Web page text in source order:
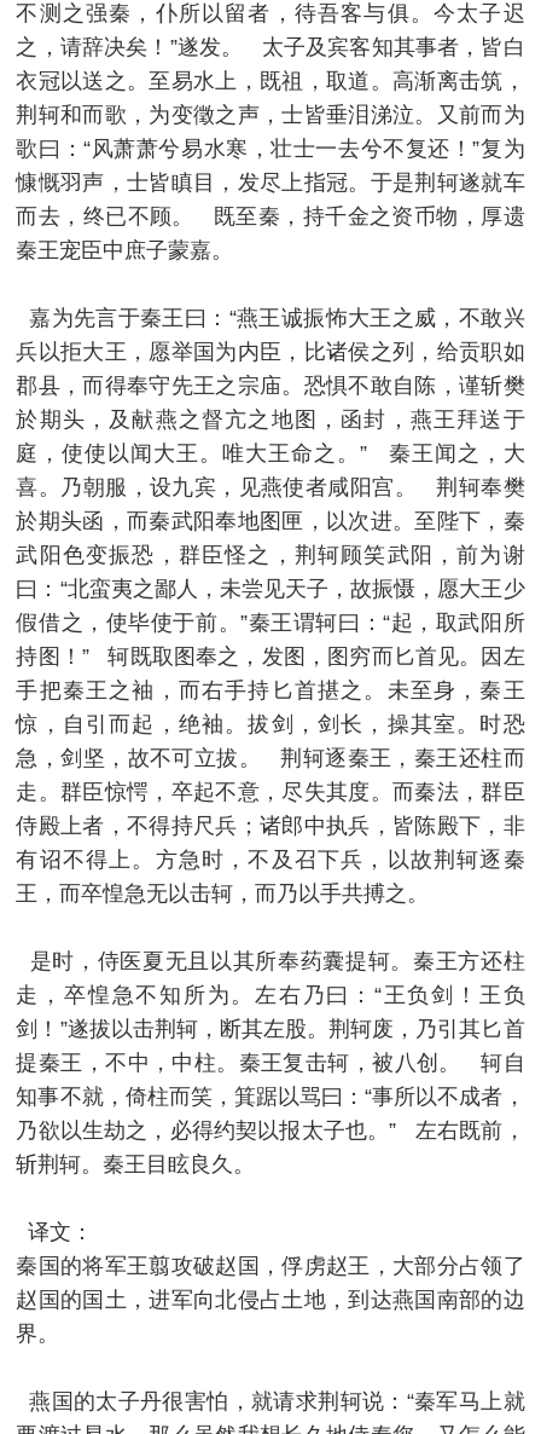
不测之强秦，仆所以留者，待吾客与俱。今太子迟
之，请辞决矣！”遂发。 太子及宾客知其事者，皆白
衣冠以送之。至易水上，既祖，取道。高渐离击筑，
荆轲和而歌，为变徵之声，士皆垂泪涕泣。又前而为
歌曰：“风萧萧兮易水寒，壮士一去兮不复还！”复为
慷慨羽声，士皆瞋目，发尽上指冠。于是荆轲遂就车
而去，终已不顾。 既至秦，持千金之资币物，厚遗
秦王宠臣中庶子蒙嘉。
嘉为先言于秦王曰：“燕王诚振怖大王之威，不敢兴
兵以拒大王，愿举国为内臣，比诸侯之列，给贡职如
郡县，而得奉守先王之宗庙。恐惧不敢自陈，谨斩樊
於期头，及献燕之督亢之地图，函封，燕王拜送于
庭，使使以闻大王。唯大王命之。” 秦王闻之，大
喜。乃朝服，设九宾，见燕使者咸阳宫。 荆轲奉樊
於期头函，而秦武阳奉地图匣，以次进。至陛下，秦
武阳色变振恐，群臣怪之，荆轲顾笑武阳，前为谢
曰：“北蛮夷之鄙人，未尝见天子，故振慑，愿大王少
假借之，使毕使于前。”秦王谓轲曰：“起，取武阳所
持图！” 轲既取图奉之，发图，图穷而匕首见。因左
手把秦王之袖，而右手持匕首揕之。未至身，秦王
惊，自引而起，绝袖。拔剑，剑长，操其室。时恐
急，剑坚，故不可立拔。 荆轲逐秦王，秦王还柱而
走。群臣惊愕，卒起不意，尽失其度。而秦法，群臣
侍殿上者，不得持尺兵；诸郎中执兵，皆陈殿下，非
有诏不得上。方急时，不及召下兵，以故荆轲逐秦
王，而卒惶急无以击轲，而乃以手共搏之。
是时，侍医夏无且以其所奉药囊提轲。秦王方还柱
走，卒惶急不知所为。左右乃曰：“王负剑！王负
剑！”遂拔以击荆轲，断其左股。荆轲废，乃引其匕首
提秦王，不中，中柱。秦王复击轲，被八创。 轲自
知事不就，倚柱而笑，箕踞以骂曰：“事所以不成者，
乃欲以生劫之，必得约契以报太子也。” 左右既前，
斩荆轲。秦王目眩良久。
译文：
秦国的将军王翦攻破赵国，俘虏赵王，大部分占领了
赵国的国土，进军向北侵占土地，到达燕国南部的边
界。
燕国的太子丹很害怕，就请求荆轲说：“秦军马上就